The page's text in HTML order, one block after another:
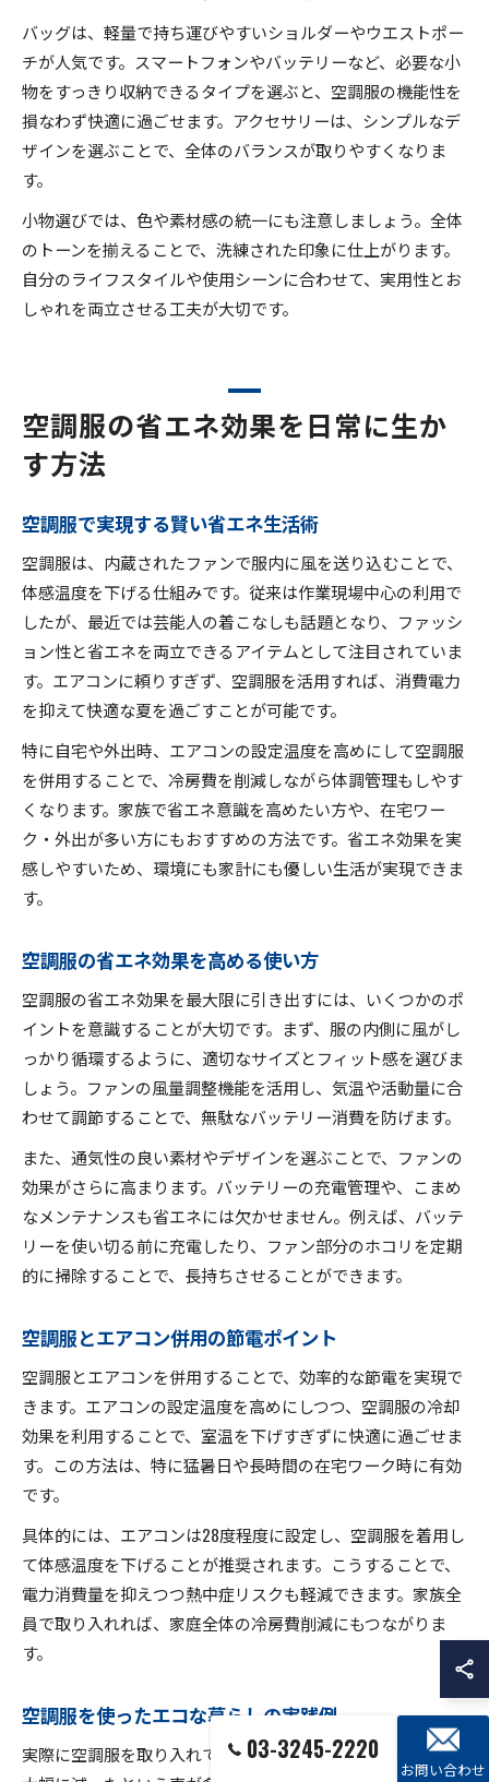
バッグは、軽量で持ち運びやすいショルダーやウエストポー
チが人気です。スマートフォンやバッテリーなど、必要な小
物をすっきり収納できるタイプを選ぶと、空調服の機能性を
損なわず快適に過ごせます。アクセサリーは、シンプルなデ
ザインを選ぶことで、全体のバランスが取りやすくなりま
す。
小物選びでは、色や素材感の統一にも注意しましょう。全体
のトーンを揃えることで、洗練された印象に仕上がります。
自分のライフスタイルや使用シーンに合わせて、実用性とお
しゃれを両立させる工夫が大切です。
空調服の省エネ効果を日常に生か
す方法
空調服で実現する賢い省エネ生活術
空調服は、内蔵されたファンで服内に風を送り込むことで、
体感温度を下げる仕組みです。従来は作業現場中心の利用で
したが、最近では芸能人の着こなしも話題となり、ファッシ
ョン性と省エネを両立できるアイテムとして注目されていま
す。エアコンに頼りすぎず、空調服を活用すれば、消費電力
を抑えて快適な夏を過ごすことが可能です。
特に自宅や外出時、エアコンの設定温度を高めにして空調服
を併用することで、冷房費を削減しながら体調管理もしやす
くなります。家族で省エネ意識を高めたい方や、在宅ワー
ク・外出が多い方にもおすすめの方法です。省エネ効果を実
感しやすいため、環境にも家計にも優しい生活が実現できま
す。
空調服の省エネ効果を高める使い方
空調服の省エネ効果を最大限に引き出すには、いくつかのポ
イントを意識することが大切です。まず、服の内側に風がし
っかり循環するように、適切なサイズとフィット感を選びま
しょう。ファンの風量調整機能を活用し、気温や活動量に合
わせて調節することで、無駄なバッテリー消費を防げます。
また、通気性の良い素材やデザインを選ぶことで、ファンの
効果がさらに高まります。バッテリーの充電管理や、こまめ
なメンテナンスも省エネには欠かせません。例えば、バッテ
リーを使い切る前に充電したり、ファン部分のホコリを定期
的に掃除することで、長持ちさせることができます。
空調服とエアコン併用の節電ポイント
空調服とエアコンを併用することで、効率的な節電を実現で
きます。エアコンの設定温度を高めにしつつ、空調服の冷却
効果を利用することで、室温を下げすぎずに快適に過ごせま
す。この方法は、特に猛暑日や長時間の在宅ワーク時に有効
です。
具体的には、エアコンは28度程度に設定し、空調服を着用し
て体感温度を下げることが推奨されます。こうすることで、
電力消費量を抑えつつ熱中症リスクも軽減できます。家族全
員で取り入れれば、家庭全体の冷房費削減にもつながりま
す。
空調服を使ったエコな暮らしの実践例
実際に空調服を取り入れている方の中には、夏場の電気代が
03-3245-2220
お問い合わせ